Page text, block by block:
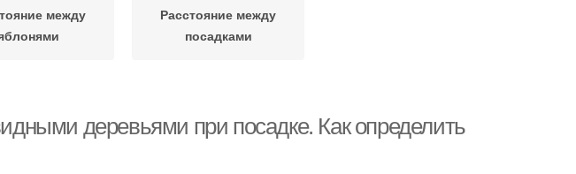
между
Расстояние между
посадками
деревьями при посадке. Как определить